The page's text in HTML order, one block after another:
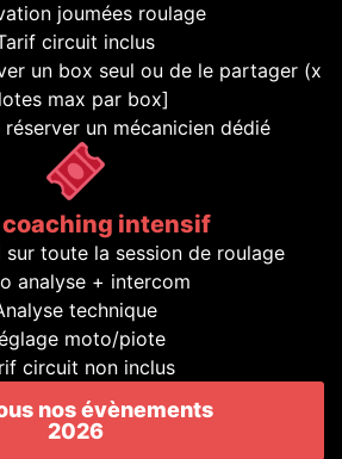
joumées roulage
circuit inclus
un box seul ou de le partager (x
max par box]
un mécanicien dédié
coaching intensif
sur toute la session de roulage
analyse + intercom
technique
moto/piote
circuit non inclus
nos évènements
2026